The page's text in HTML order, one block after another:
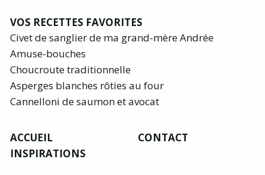
VOS RECETTES FAVORITES
Civet de sanglier de ma grand-mère Andrée
Amuse-bouches
Choucroute traditionnelle
Asperges blanches rôties au four
Cannelloni de saumon et avocat
ACCUEIL
INSPIRATIONS
CONTACT